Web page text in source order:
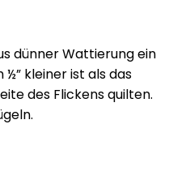
dünner Wattierung ein
½” kleiner ist als das
des Flickens quilten.